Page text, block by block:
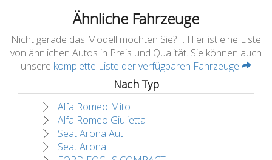
Ähnliche Fahrzeuge
Nicht gerade das Modell möchten Sie? ... Hier ist eine Liste
von ähnlichen Autos in Preis und Qualität. Sie können auch
unsere komplette Liste der verfügbaren Fahrzeuge
Nach Typ
Alfa Romeo Mito
Alfa Romeo Giulietta
Seat Arona Aut.
Seat Arona